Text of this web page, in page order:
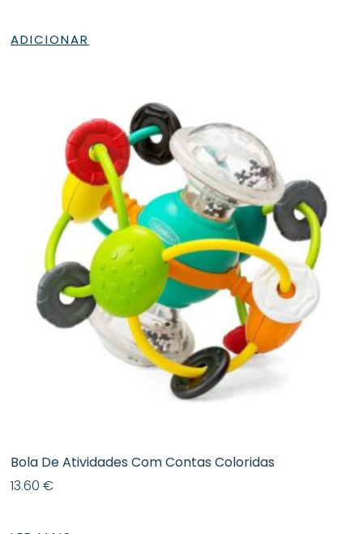
ADICIONAR
Bola De Atividades Com Contas Coloridas
13.60€